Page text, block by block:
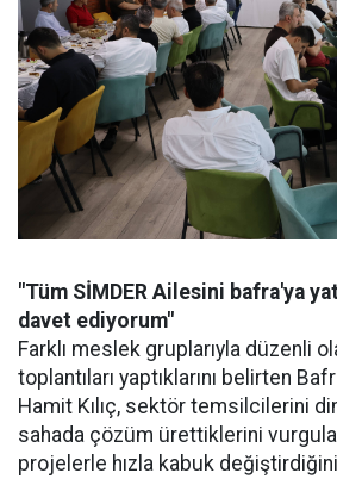
"Tüm SİMDER Ailesini bafra'ya
davet ediyorum"
Farklı meslek gruplarıyla düzenli
toplantıları yaptıklarını belirten
Hamit Kılıç, sektör temsilcilerini
sahada çözüm ürettiklerini
projelerle hızla kabuk